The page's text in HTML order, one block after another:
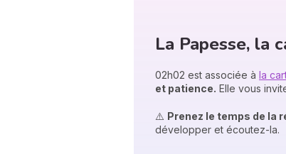
La Papesse, la
02h02 est associée à la
et patience. Elle vous
⚠️ Prenez le temps de la
développer et écoutez-la.